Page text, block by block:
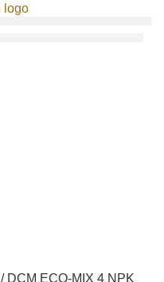
/ DCM ECO-MIX 4 NPK